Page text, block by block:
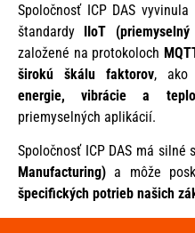
Spoločnosť ICP DAS
štandardy IIoT
založené na protokoloch
širokú škálu faktorov,
energie, vibrácie a
priemyselných aplikácií.
Spoločnosť ICP DAS má silné
Manufacturing) a môže
špecifických potrieb našich